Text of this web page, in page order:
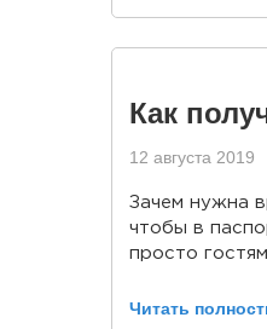
Как
12 августа 2019
Зачем нужна
чтобы в
просто
Читать